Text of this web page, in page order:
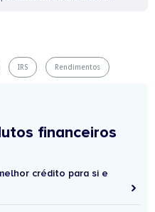
IRS Rendimentos
financeiros
crédito para si e